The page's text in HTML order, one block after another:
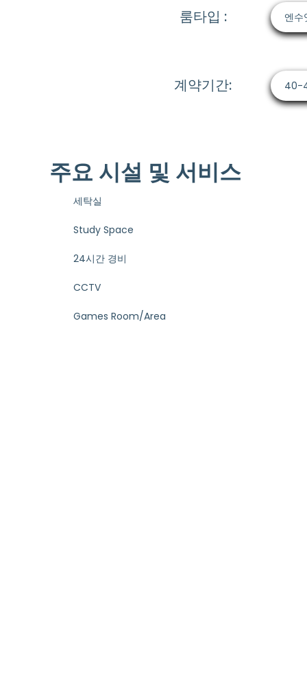
룸타입 : 엔수
계약기간: 40-
주요 시설 및 서비스
세탁실
Study Space
24시간 경비
CCTV
Games Room/Area